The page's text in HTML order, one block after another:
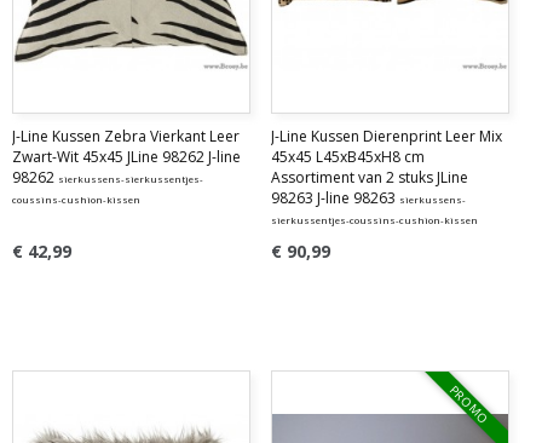
J-Line Kussen Zebra Vierkant Leer
Zwart-Wit 45x45 JLine 98262 J-line
98262 sierkussens-sierkussentjes-
coussins-cushion-kissen
€ 42,99
J-Line Kussen Dierenprint Leer Mix
45x45 L45xB45xH8 cm
Assortiment van 2 stuks JLine
98263 J-line 98263 sierkussens-
sierkussentjes-coussins-cushion-kissen
€ 90,99
PROMO